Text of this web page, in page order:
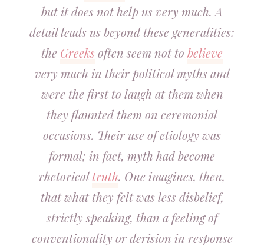
but it does not help us very much. A
detail leads us beyond these generalities:
the Greeksoften seem not to believe
very much in their political myths and
were the first to laugh at them when
they flaunted them on ceremonial
occasions. Their use of etiology was
formal; in fact, myth had become
rhetoricaltruth. One imagines, then,
that what they felt was less disbelief,
strictly speaking, than a feeling of
conventionality or derision in response